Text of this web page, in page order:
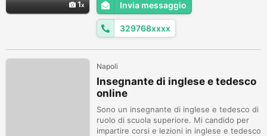
1
essere trattato da tale ma soprattutto
essere valutato per la persona che sono ma
sop...
Invia messaggio
329768xxxx
Napoli
Insegnante di inglese e tedesco
online
Sono un insegnante di inglese e tedesco di
ruolo di scuola superiore. Mi candido per
impartire corsi e lezioni in inglese e tedesco